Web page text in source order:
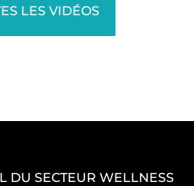
LES VIDÉOS
DU SECTEUR WELLNESS